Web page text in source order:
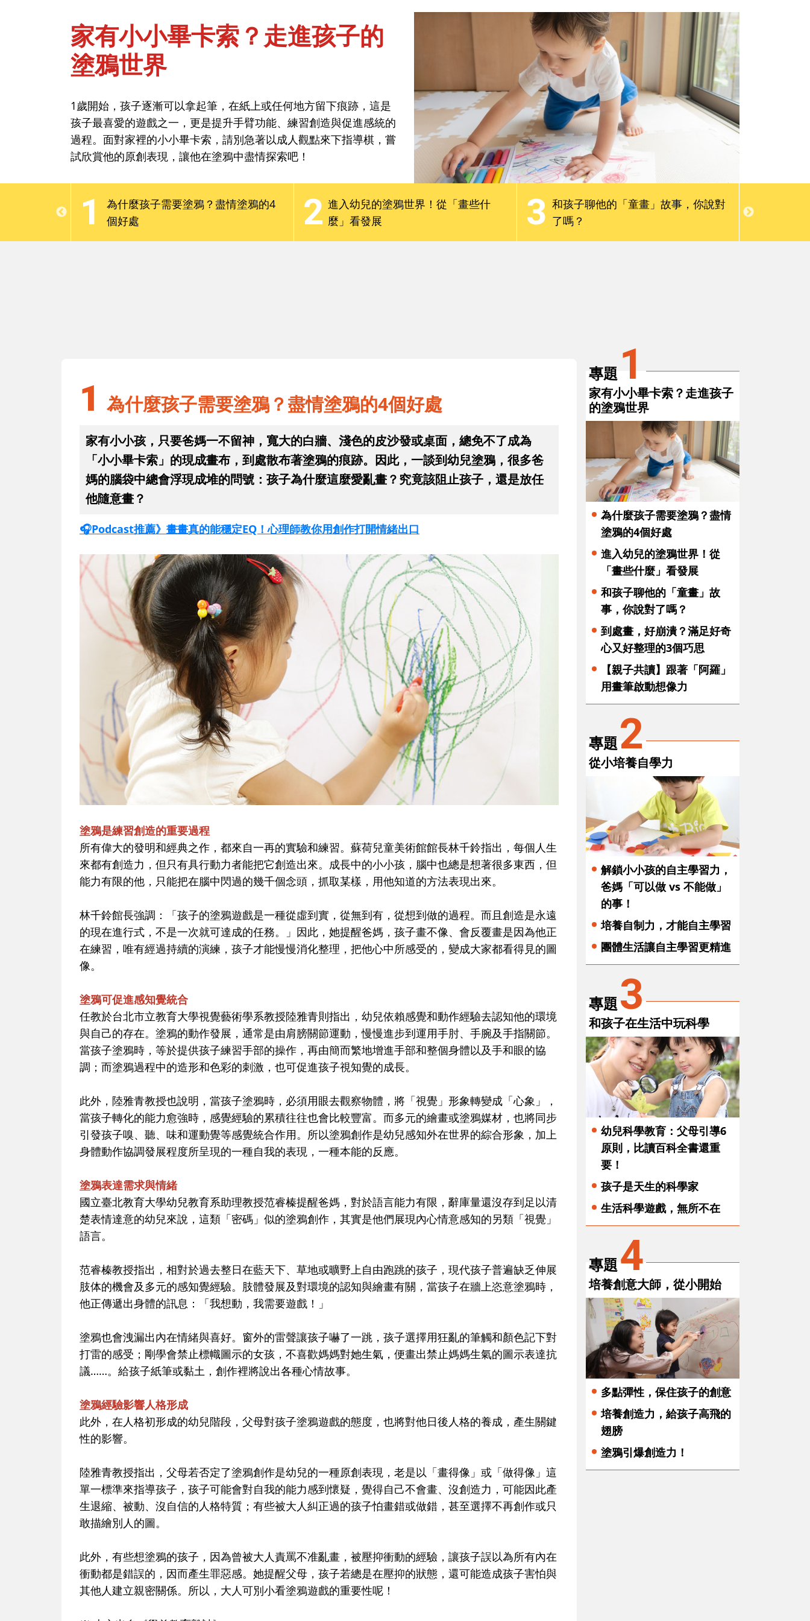
焦點話題 分齡教養 親子慢讀 請問專家 會員限定服務
首頁 能力與學習-學習能力與才藝
家有小小畢卡索？走進孩子的
塗鴉世界
1歲開始，孩子逐漸可以拿起筆，在紙上或任何地方留下痕跡，這是
孩子最喜愛的遊戲之一，更是提升手臂功能、練習創造與促進感統的
過程。面對家裡的小小畢卡索，請別急著以成人觀點來下指導棋，嘗
試欣賞他的原創表現，讓他在塗鴉中盡情探索吧！
1
為什麼孩子需要塗鴉？盡情塗鴉的4
個好處
2 進入幼兒的塗鴉世界！從「畫些什
麼」看發展
3 和孩子聊他的「童畫」故事，你說對
了嗎？
4
家有小小畢卡索？走進孩子的
塗鴉世界
1歲開始，孩子逐漸可以拿起筆，在紙上或任何地方留下痕跡，這是
孩子最喜愛的遊戲之一，更是提升手臂功能、練習創造與促進感統的
過程。面對家裡的小小畢卡索，請別急著以成人觀點來下指導棋，嘗
試欣賞他的原創表現，讓他在塗鴉中盡情探索吧！
1 為什麼孩子需要塗鴉？盡情塗鴉的4個好處
家有小小孩，只要爸媽一不留神，寬大的白牆、淺色的皮沙發或桌面，總免不了成為
「小小畢卡索」的現成畫布，到處散布著塗鴉的痕跡。因此，一談到幼兒塗鴉，很多爸
媽的腦袋中總會浮現成堆的問號：孩子為什麼這麼愛亂畫？究竟該阻止孩子，還是放任
他隨意畫？
🎧Podcast推薦》畫畫真的能穩定EQ！心理師教你用創作打開情緒出口
塗鴉是練習創造的重要過程
所有偉大的發明和經典之作，都來自一再的實驗和練習。蘇荷兒童美術館館長林千鈴指出，每個人生
來都有創造力，但只有具行動力者能把它創造出來。成長中的小小孩，腦中也總是想著很多東西，但
能力有限的他，只能把在腦中閃過的幾千個念頭，抓取某樣，用他知道的方法表現出來。
林千鈴館長強調：「孩子的塗鴉遊戲是一種從虛到實，從無到有，從想到做的過程。而且創造是永遠
的現在進行式，不是一次就可達成的任務。」因此，她提醒爸媽，孩子畫不像、會反覆畫是因為他正
在練習，唯有經過持續的演練，孩子才能慢慢消化整理，把他心中所感受的，變成大家都看得見的圖
像。
塗鴉可促進感知覺統合
任教於台北市立教育大學視覺藝術學系教授陸雅青則指出，幼兒依賴感覺和動作經驗去認知他的環境
與自己的存在。塗鴉的動作發展，通常是由肩膀關節運動，慢慢進步到運用手肘、手腕及手指關節。
當孩子塗鴉時，等於提供孩子練習手部的操作，再由簡而繁地增進手部和整個身體以及手和眼的協
調；而塗鴉過程中的造形和色彩的刺激，也可促進孩子視知覺的成長。
此外，陸雅青教授也說明，當孩子塗鴉時，必須用眼去觀察物體，將「視覺」形象轉變成「心象」，
當孩子轉化的能力愈強時，感覺經驗的累積往往也會比較豐富。而多元的繪畫或塗鴉媒材，也將同步
引發孩子嗅、聽、味和運動覺等感覺統合作用。所以塗鴉創作是幼兒感知外在世界的綜合形象，加上
身體動作協調發展程度所呈現的一種自我的表現，一種本能的反應。
塗鴉表達需求與情緒
國立臺北教育大學幼兒教育系助理教授范睿榛提醒爸媽，對於語言能力有限，辭庫量還沒存到足以清
楚表情達意的幼兒來說，這類「密碼」似的塗鴉創作，其實是他們展現內心情意感知的另類「視覺」
語言。
范睿榛教授指出，相對於過去整日在藍天下、草地或曠野上自由跑跳的孩子，現代孩子普遍缺乏伸展
肢体的機會及多元的感知覺經驗。肢體發展及對環境的認知與繪畫有關，當孩子在牆上恣意塗鴉時，
他正傳遞出身體的訊息：「我想動，我需要遊戲！」
塗鴉也會洩漏出內在情緒與喜好。窗外的雷聲讓孩子嚇了一跳，孩子選擇用狂亂的筆觸和顏色記下對
打雷的感受；剛學會禁止標幟圖示的女孩，不喜歡媽媽對她生氣，便畫出禁止媽媽生氣的圖示表達抗
議……。給孩子紙筆或黏土，創作裡將說出各種心情故事。
塗鴉經驗影響人格形成
此外，在人格初形成的幼兒階段，父母對孩子塗鴉遊戲的態度，也將對他日後人格的養成，產生關鍵
性的影響。
陸雅青教授指出，父母若否定了塗鴉創作是幼兒的一種原創表現，老是以「畫得像」或「做得像」這
單一標準來指導孩子，孩子可能會對自我的能力感到懷疑，覺得自己不會畫、沒創造力，可能因此產
生退縮、被動、沒自信的人格特質；有些被大人糾正過的孩子怕畫錯或做錯，甚至選擇不再創作或只
敢描繪別人的圖。
此外，有些想塗鴉的孩子，因為曾被大人責罵不准亂畫，被壓抑衝動的經驗，讓孩子誤以為所有內在
衝動都是錯誤的，因而產生罪惡感。她提醒父母，孩子若總是在壓抑的狀態，還可能造成孩子害怕與
其他人建立親密關係。所以，大人可別小看塗鴉遊戲的重要性呢！
專題 1
家有小小畢卡索？走進孩子
的塗鴉世界
為什麼孩子需要塗鴉？盡情
塗鴉的4個好處
進入幼兒的塗鴉世界！從
「畫些什麼」看發展
和孩子聊他的「童畫」故
事，你說對了嗎？
到處畫，好崩潰？滿足好奇
心又好整理的3個巧思
【親子共讀】跟著「阿羅」
用畫筆啟動想像力
專題2
從小培養自學力
解鎖小小孩的自主學習力，
爸媽「可以做 vs 不能做」
的事！
培養自制力，才能自主學習
團體生活讓自主學習更精進
專題3
和孩子在生活中玩科學
幼兒科學教育：父母引導6
原則，比讀百科全書還重
要！
孩子是天生的科學家
生活科學遊戲，無所不在
專題4
培養創意大師，從小開始
多點彈性，保住孩子的創意
培養創造力，給孩子高飛的
翅膀
塗鴉引爆創造力！